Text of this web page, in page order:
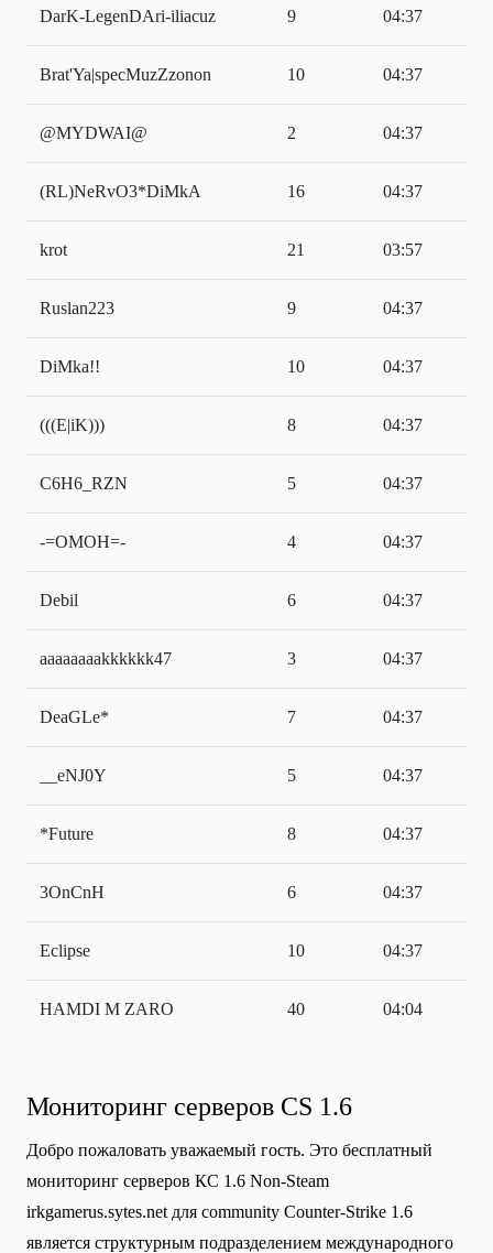
DarK-LegenDAri-iliacuz 9 04:37
Brat'Ya|specMuzZzonon 10 04:37
@MYDWAI@ 2 04:37
(RL)NeRvO3*DiMkA 16 04:37
krot 21 03:57
Ruslan223 9 04:37
DiMka!! 10 04:37
(((E|iK))) 8 04:37
C6H6_RZN 5 04:37
-=OMOH=- 4 04:37
Debil 6 04:37
aaaaaaaakkkkkk47 3 04:37
DeaGLe* 7 04:37
__eNJ0Y 5 04:37
*Future 8 04:37
3OnCnH 6 04:37
Eclipse 10 04:37
HAMDI M ZARO 40 04:04
Мониторинг серверов CS 1.6
Добро пожаловать уважаемый гость. Это бесплатный
мониторинг серверов КС 1.6 Non-Steam
irkgamerus.sytes.net для community Сounter-Strike 1.6
является структурным подразделением международного